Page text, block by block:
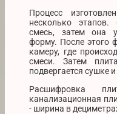
Процесс
несколько этапов.
смесь, затем она
форму. После этого
камеру, где
смеси. Затем
подвергается сушке
Расшифровка
канализационная
- ширина в